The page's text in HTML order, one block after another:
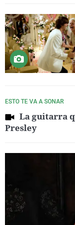
ESTO TE VA A SONAR
La guitarra
Presley